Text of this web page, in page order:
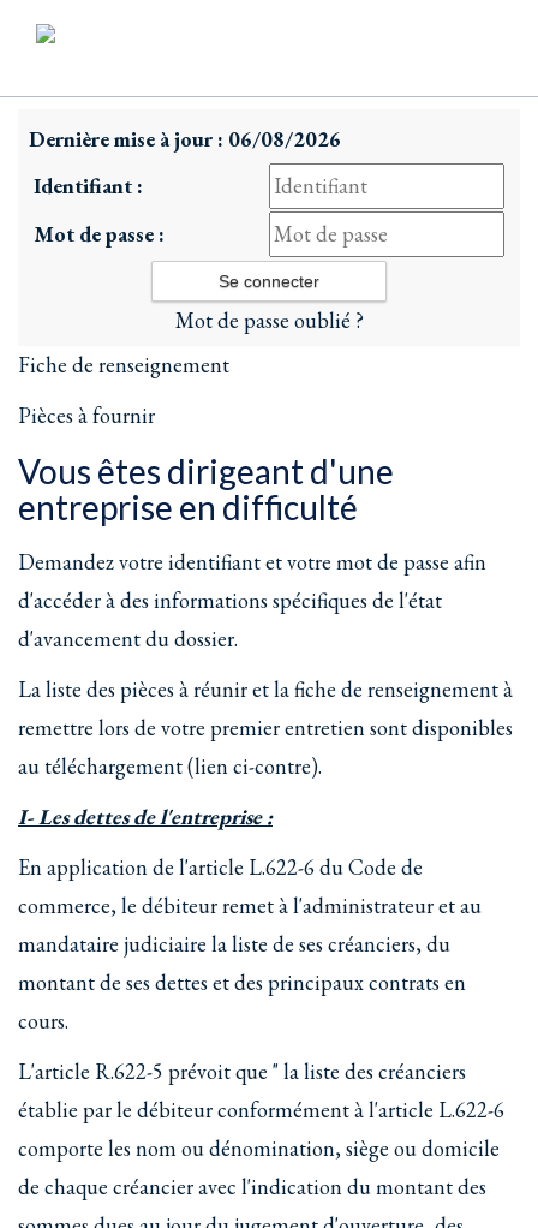
Dernière mise à jour : 06/08/2026
Identifiant :
Mot de passe :
Mot de passe oublié ?
Fiche de renseignement
Pièces à fournir
Vous êtes dirigeant d'une
entreprise en difficulté
Demandez votre identifiant et votre mot de passe afin
d'accéder à des informations spécifiques de l'état
d'avancement du dossier.
La liste des pièces à réunir et la fiche de renseignement à
remettre lors de votre premier entretien sont disponibles
au téléchargement (lien ci-contre).
I- Les dettes de l'entreprise :
En application de l'article L.622-6 du Code de
commerce, le débiteur remet à l'administrateur et au
mandataire judiciaire la liste de ses créanciers, du
montant de ses dettes et des principaux contrats en
cours.
L'article R.622-5 prévoit que " la liste des créanciers
établie par le débiteur conformément à l'article L.622-6
comporte les nom ou dénomination, siège ou domicile
de chaque créancier avec l'indication du montant des